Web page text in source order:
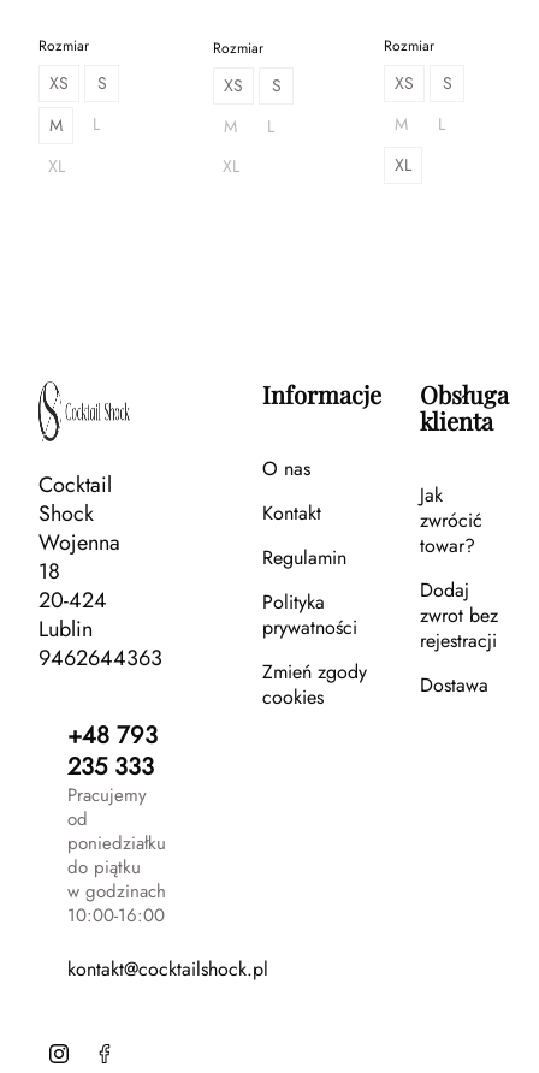
Rozmiar
XS
S
M
L
XL
Rozmiar
XS
S
M
L
XL
Rozmiar
XS
S
M
L
XL
Cocktail
Shock
Wojenna
18
20-424
Lublin
9462644363
+48 793
235 333
Pracujemy
od
poniedziałku
do piątku
w godzinach
10:00-16:00
kontakt@cocktailshock.pl
Informacje
O nas
Kontakt
Regulamin
Polityka
prywatności
Zmień zgody
cookies
Obsługa
klienta
Jak
zwrócić
towar?
Dodaj
zwrot bez
rejestracji
Dostawa